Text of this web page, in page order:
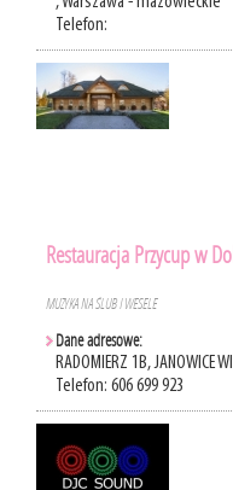
Telefon:
Restauracja Przycup w
MUZYKA NA ŚLUB I WESELE
Dane adresowe:
RADOMIERZ 1B, JANOWICE
Telefon: 606 699 923